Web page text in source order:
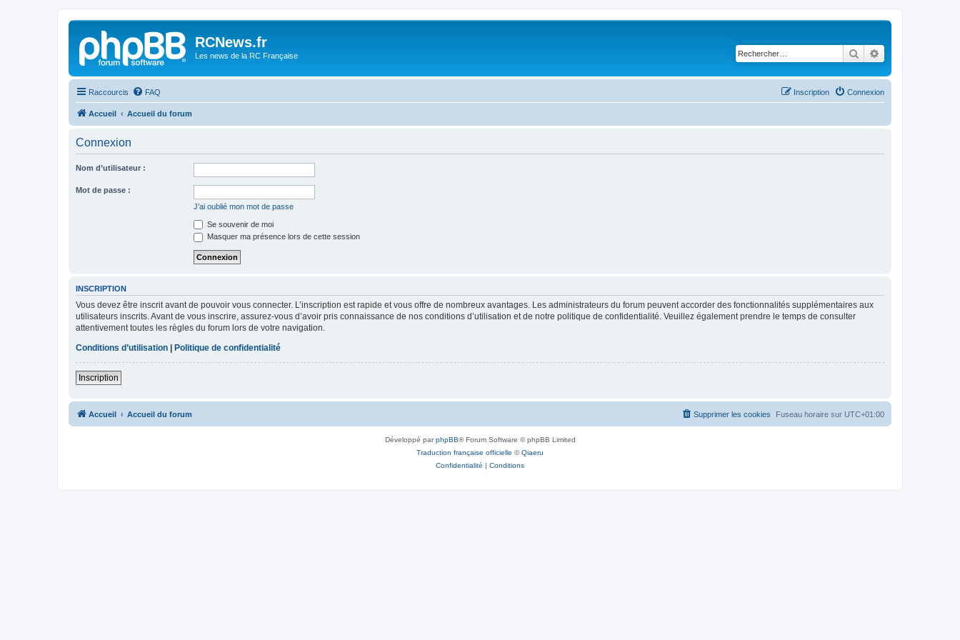
RCNews.fr
Les news de la RC Française Rechercher
Raccourcis FAQ Connexion
Inscription
Accueil Accueil du forum
Connexion
Nom d’utilisateur :
Mot de passe :
J’ai oublié mon mot de passe
Se souvenir de moi
Masquer ma présence lors de cette session
INSCRIPTION
Vous devez être inscrit avant de pouvoir vous connecter. L’inscription est rapide et vous offre de nombreux avantages. Les administrateurs du forum peuvent accorder des fonctionnalités supplémentaires aux
utilisateurs inscrits. Avant de vous inscrire, assurez-vous d’avoir pris connaissance de nos conditions d’utilisation et de notre politique de confidentialité. Veuillez également prendre le temps de consulter
attentivement toutes les règles du forum lors de votre navigation.
Conditions d’utilisation
Politique de confidentialité
Inscription
Accueil Accueil du forum Fuseau horaire sur UTC+01:00
Supprimer les cookies
Développé parphpBB® Forum Software © phpBB Limited
Traduction française officielle ©Qiaeru
Confidentialité | Conditions